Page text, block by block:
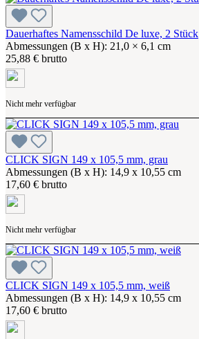
Dauerhaftes Namensschild De luxe, 2 Stück
Abmessungen (B x H): 21,0 × 6,1 cm
25,88 € brutto
Nicht mehr verfügbar
CLICK SIGN 149 x 105,5 mm, grau
Abmessungen (B x H): 14,9 x 10,55 cm
17,60 € brutto
Nicht mehr verfügbar
CLICK SIGN 149 x 105,5 mm, weiß
Abmessungen (B x H): 14,9 x 10,55 cm
17,60 € brutto